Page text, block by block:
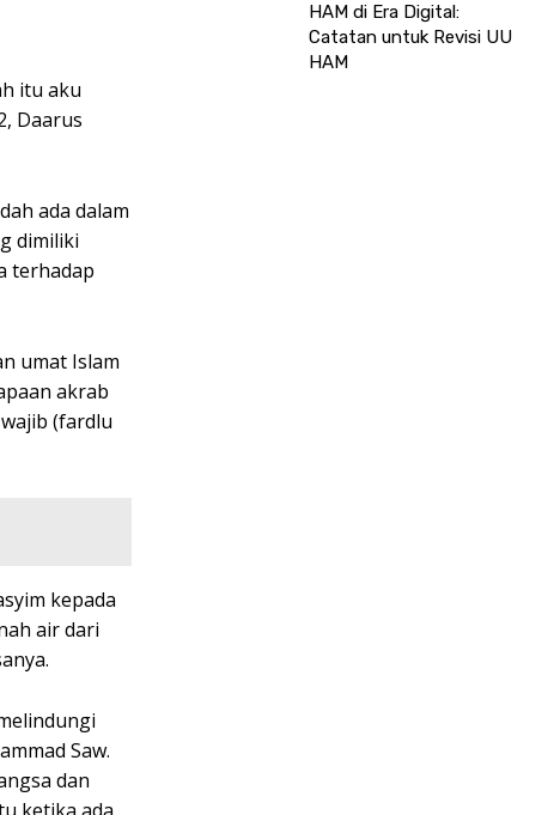
itu aku
Daarus
ada dalam
dimiliki
terhadap
umat Islam
akrab
(fardlu
kepada
air dari
Saw.
dan
ketika ada
HAM di Era Digital:
Catatan untuk Revisi UU
HAM